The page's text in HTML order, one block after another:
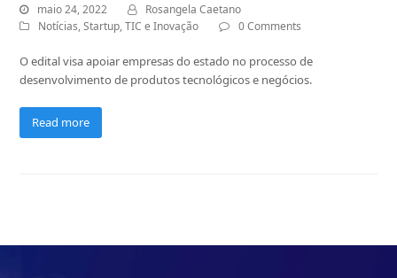
maio 24, 2022
Rosangela Caetano
Notícias,Startup,TIC e Inovação 0 Comments
O edital visa apoiar empresas do estado no processo de
desenvolvimento de produtos tecnológicos e negócios.
Read more